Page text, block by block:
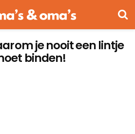
je nooit een lintje
binden!